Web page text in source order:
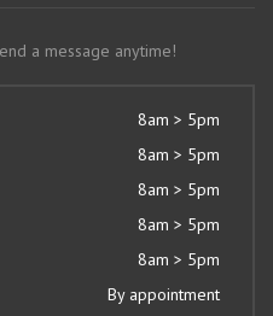
a message anytime!
8am > 5pm
8am > 5pm
8am > 5pm
8am > 5pm
8am > 5pm
By appointment